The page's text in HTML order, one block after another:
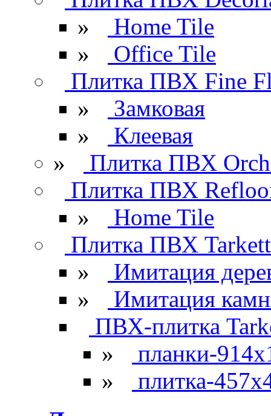
»
Home Tile
»
Office Tile
Плитка ПВХ Fine
»
Замковая
»
Клеевая
»
Плитка ПВХ
Плитка ПВХ
»
Home Tile
Плитка ПВХ Tarkett
»
Имитация
»
Имитация
ПВХ-плитка
»
планки-
»
плитка-